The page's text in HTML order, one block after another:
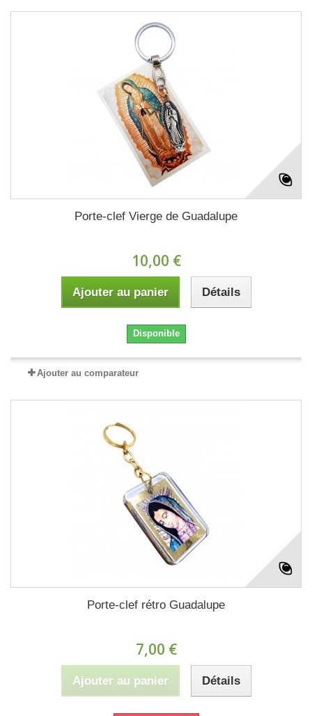
Porte-clef Vierge de Guadalupe
10,00 €
Ajouter au panier Détails
Disponible
Ajouter au comparateur
Porte-clef rétro Guadalupe
7,00 €
Ajouter au panier Détails